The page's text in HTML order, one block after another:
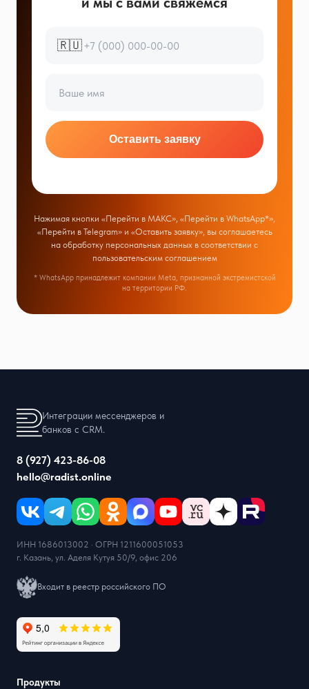
🇷🇺
Оставить заявку
Нажимая кнопки «Перейти в МАКС», «Перейти в WhatsApp*»,
«Перейти в Telegram» и «Оставить заявку», вы соглашаетесь
на обработку персональных данных в соответствии с
пользовательским соглашением
* WhatsApp принадлежит компании Meta, признанной экстремистской
на территории РФ.
Интеграции мессенджеров и
банков с CRM.
8 (927) 423-86-08
hello@radist.online
ИНН 1686013002 · ОГРН 1211600051053
г. Казань, ул. Аделя Кутуя 50/9, офис 206
Входит в реестр российского ПО
Продукты